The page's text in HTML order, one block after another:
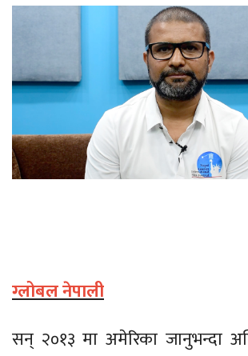
ग्लोबल नेपाली
सन् २०१३ मा अमेरिका जानुभन्दा